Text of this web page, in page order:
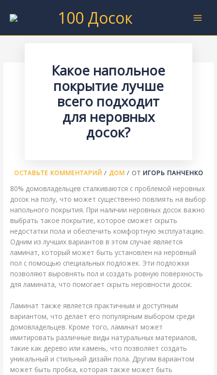
100 Досок
Какое напольное
покрытие лучше
всего подходит
для неровных
досок?
ОСТАВЬТЕ КОММЕНТАРИЙ / ДОМ / ОТ ИГОРЬ ПАНЧЕНКО
80% домовладельцев сталкиваются с проблемой неровных
досок на полу, что может существенно повлиять на выбор
напольного покрытия. При наличии неровных досок важно
выбрать такое покрытие, которое сможет скрыть
недостатки пола и обеспечить комфортную эксплуатацию.
Одним из лучших вариантов в этом случае является
ламинат, который может быть установлен на неровный
пол с помощью специальных подложек. Эти подложки
позволяют выровнять пол и создать ровную поверхность
для ламината, что помогает скрыть неровности досок.
Ламинат также является практичным и доступным
вариантом, что делает его популярным выбором среди
домовладельцев. Кроме того, ламинат может
имитировать различные виды натуральных материалов,
такие как дерево или камень, что позволяет создать
уникальный и стильный дизайн пола. Другим вариантом
может быть пробка, которая также может быть